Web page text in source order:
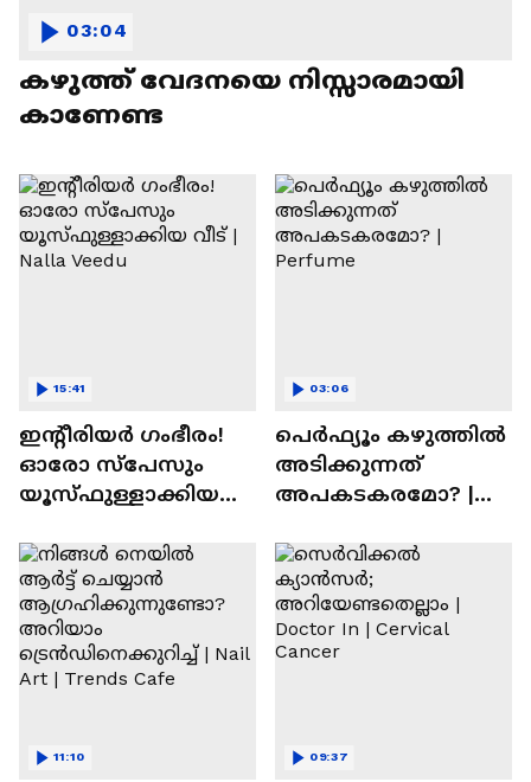
കഴുത്ത് വേദനയെ നിസ്സാരമായി
കാണേണ്ട
03:04
ഇന്റീരിയർ ഗംഭീരം!
ഓരോ സ്‌പേസും
യൂസ്ഫുള്ളാക്കിയ
15:41
പെർഫ്യൂം കഴുത്തിൽ
അടിക്കുന്നത്
അപകടകരമോ? |
03:06
11:10 09:37